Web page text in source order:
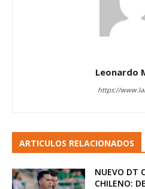
Leonardo
https://
ARTICULOS RELACIONADOS
NUEVO DT
CHILENO: